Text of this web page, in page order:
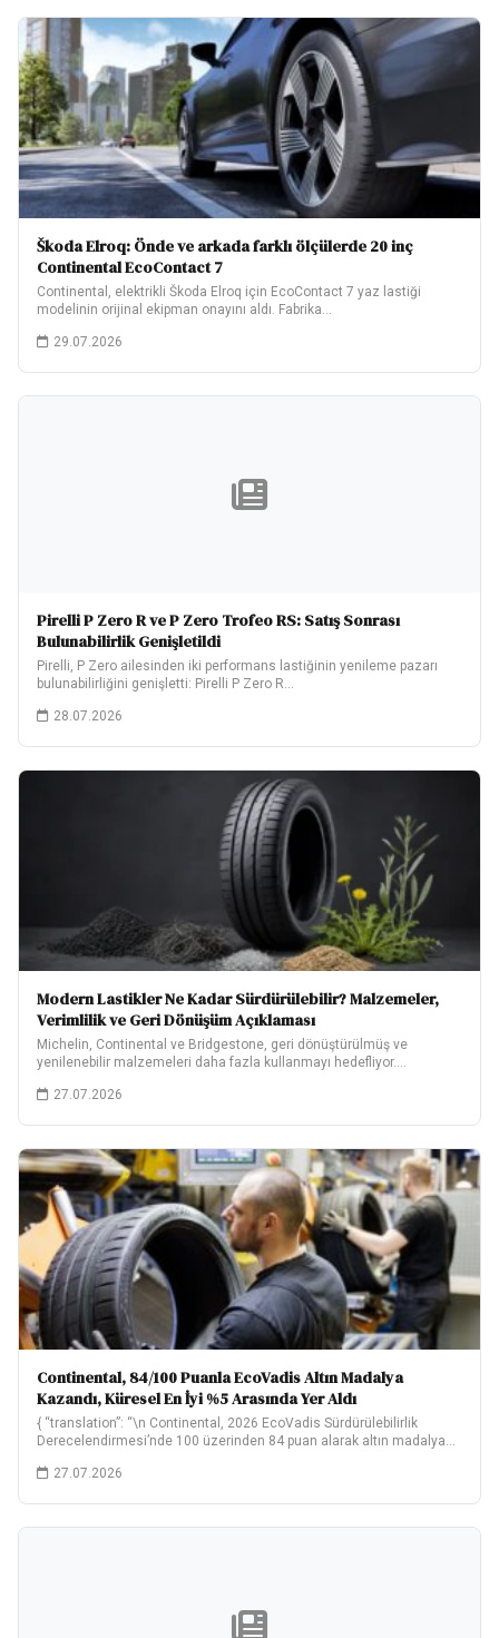
Škoda Elroq: Önde ve arkada farklı ölçülerde 20 inç
Continental EcoContact 7
Continental, elektrikli Škoda Elroq için EcoContact 7 yaz lastiği
modelinin orijinal ekipman onayını aldı. Fabrika…
29.07.2026
Pirelli P Zero R ve P Zero Trofeo RS: Satış Sonrası
Bulunabilirlik Genişletildi
Pirelli, P Zero ailesinden iki performans lastiğinin yenileme pazarı
bulunabilirliğini genişletti: Pirelli P Zero R…
28.07.2026
Modern Lastikler Ne Kadar Sürdürülebilir? Malzemeler,
Verimlilik ve Geri Dönüşüm Açıklaması
Michelin, Continental ve Bridgestone, geri dönüştürülmüş ve
yenilenebilir malzemeleri daha fazla kullanmayı hedefliyor.
27.07.2026
Continental, 84/100 Puanla EcoVadis Altın Madalya
Kazandı, Küresel En İyi %5 Arasında Yer Aldı
{ “translation”: “\n Continental, 2026 EcoVadis Sürdürülebilirlik
Derecelendirmesi’nde 100 üzerinden 84 puan alarak altın madalya…
27.07.2026